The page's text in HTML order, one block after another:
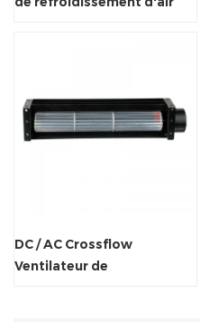
DC / AC Crossflow
Ventilateur de